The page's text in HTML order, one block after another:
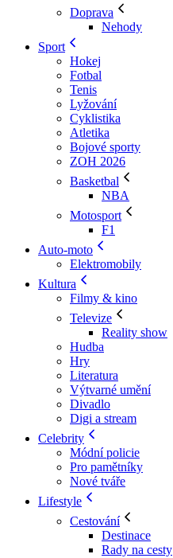
Doprava
Nehody
Sport
Hokej
Fotbal
Tenis
Lyžování
Cyklistika
Atletika
Bojové sporty
ZOH 2026
Basketbal
NBA
Motosport
F1
Auto-moto
Elektromobily
Kultura
Filmy & kino
Televize
Reality show
Hudba
Hry
Literatura
Výtvarné umění
Divadlo
Digi a stream
Celebrity
Módní policie
Pro pamětníky
Nové tváře
Lifestyle
Cestování
Destinace
Rady na cesty